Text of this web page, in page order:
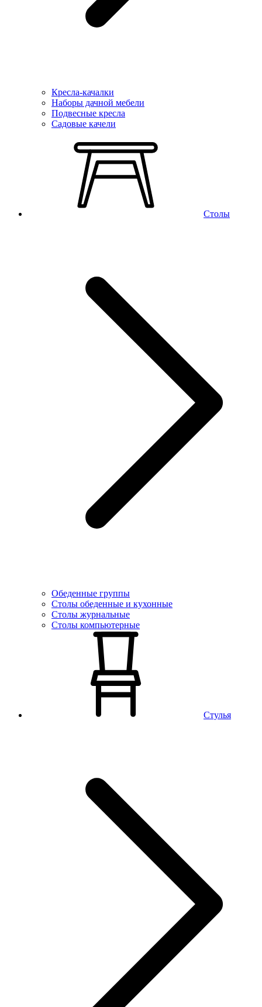
Кресла-качалки
Наборы дачной мебели
Подвесные кресла
Садовые качели
Столы
Обеденные группы
Столы обеденные и кухонные
Столы журнальные
Столы компьютерные
Стулья